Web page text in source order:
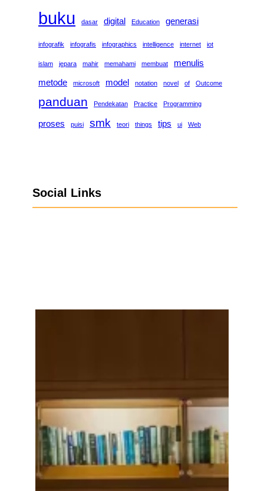
buku dasar digital Education generasi
infografik infografis infographics intelligence internet iot
islam jepara mahir memahami membuat
menulis
metode
microsoft model notation novel of Outcome
panduan Pendekatan Practice Programming
proses puisi smk teori things tips ui Web
Social Links